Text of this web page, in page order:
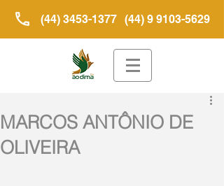
(44) 3453-1377 (44) 9 9103-5629
MARCOS ANTÔNIO DE
OLIVEIRA